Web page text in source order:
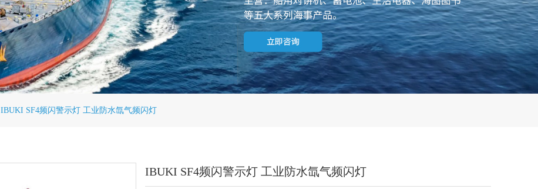
IBUKI SF4频闪警示灯 工业防水氙气频闪灯
IBUKI SF4频闪警示灯 工业防水氙气频闪灯